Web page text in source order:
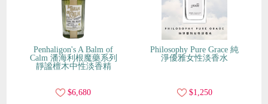
Penhaligon's A Balm of
Calm 潘海利根魔藥系列
靜謐檀木中性淡香精
$6,680
Philosophy Pure Grace 純
淨優雅女性淡香水
$1,250